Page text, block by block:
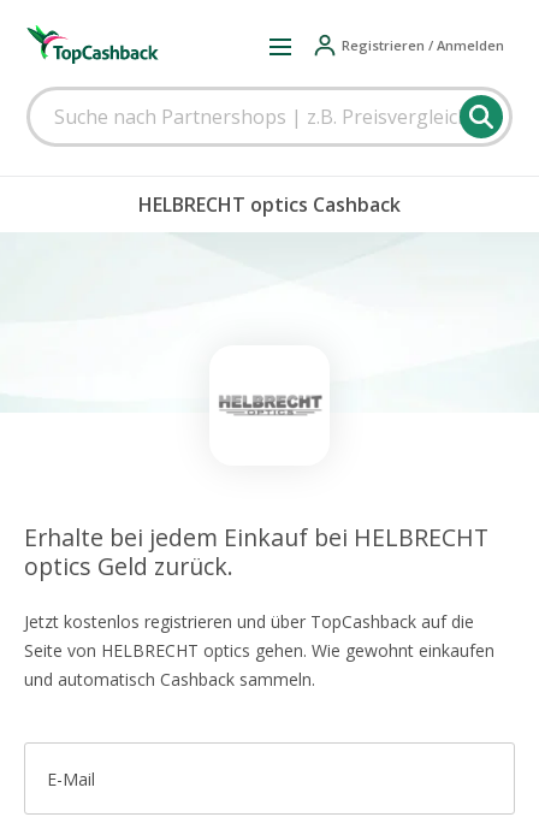
Registrieren / Anmelden
HELBRECHT optics Cashback
Erhalte bei jedem Einkauf bei HELBRECHT
optics Geld zurück.
Jetzt kostenlos registrieren und über TopCashback auf die
Seite von HELBRECHT optics gehen. Wie gewohnt einkaufen
und automatisch Cashback sammeln.
E-Mail